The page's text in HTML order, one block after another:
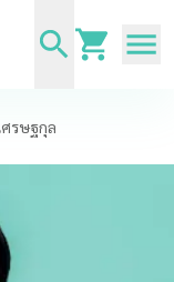
รษฐกุล